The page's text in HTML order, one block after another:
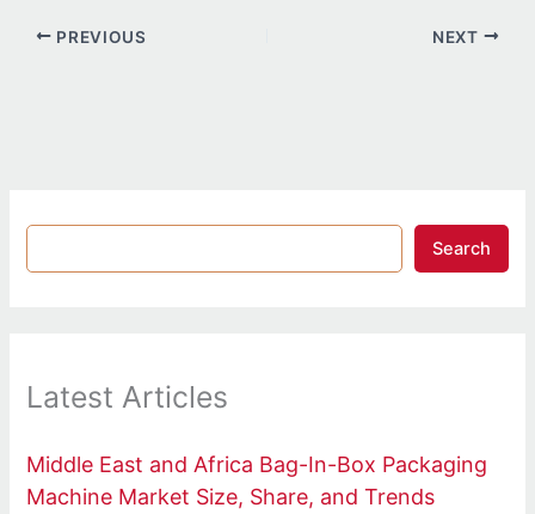
PREVIOUS NEXT
Search
Latest Articles
Middle East and Africa Bag-In-Box Packaging
Machine Market Size, Share, and Trends